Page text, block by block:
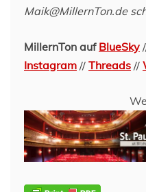
Maik@MillernTon.de
MillernTon auf BlueSky
Instagram // Threads //